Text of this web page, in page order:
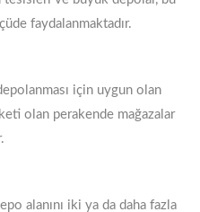
faydalanmaktadır.
için uygun olan
olan perakende mağazalar
alanını iki ya da daha fazla